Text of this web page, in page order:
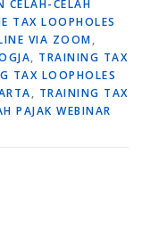
CELAH-CELAH
TAX LOOPHOLES
VIA ZOOM,
, TRAINING TAX
TAX LOOPHOLES
, TRAINING TAX
PAJAK WEBINAR